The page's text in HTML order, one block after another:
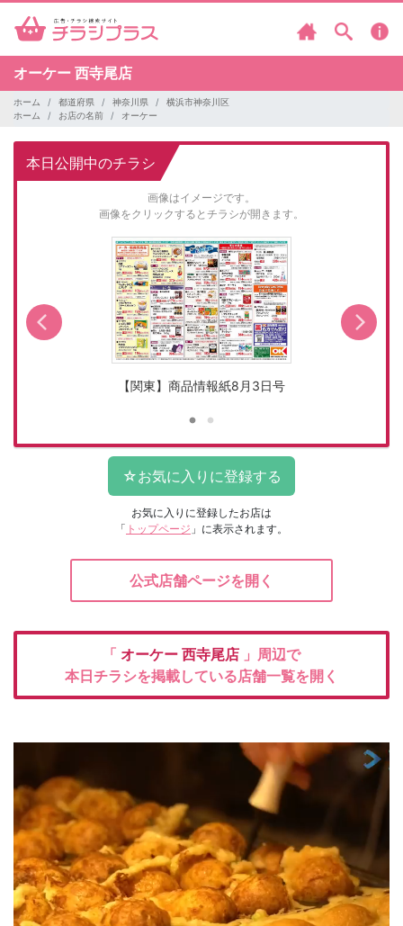
オーケー 西寺尾店
ホーム 都道府県 神奈川県
横浜市神奈川区
ホーム
お店の名前 オーケー
本日公開中のチラシ
画像はイメージです。
画像をクリックするとチラシが開きます。
【関東】商品情報紙8月3日号
お気に入りに登録したお店は
「 トップページ 」に表示されます。
公式店舗ページを開く
「 オーケー 西寺尾店 」周辺で
本日チラシを掲載している店舗一覧を開く